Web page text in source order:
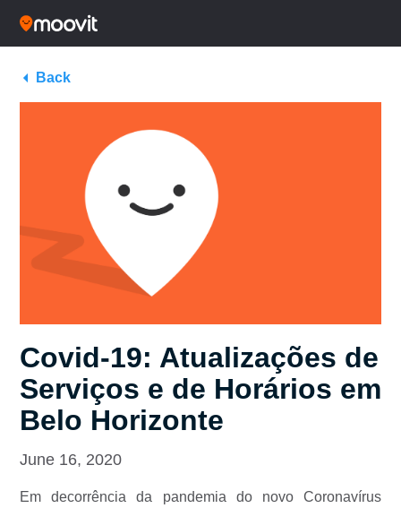
Back
Covid-19: Atualizações de
Serviços e de Horários em
Belo Horizonte
June 16, 2020
Em decorrência da pandemia do novo Coronavírus